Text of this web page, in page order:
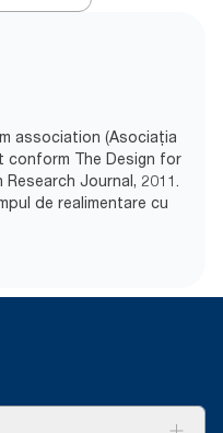
association (Asociația
conform The Design for
Journal, 2011.
de realimentare cu